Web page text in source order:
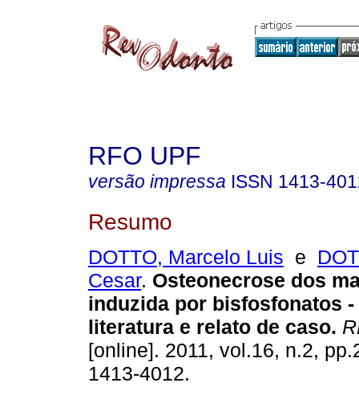
RFO UPF
versão impressa ISSN 1413-
Resumo
DOTTO, Marcelo Luis e
Cesar. Osteonecrose dos
induzida por bisfosfonatos
literatura e relato de caso.
[online]. 2011, vol.16, n.2,
1413-4012.